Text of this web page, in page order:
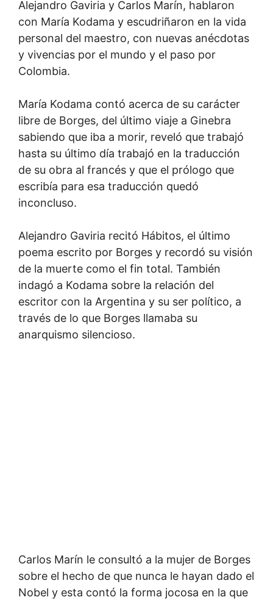
Alejandro Gaviria y Carlos Marín, hablaron
con María Kodama y escudriñaron en la vida
personal del maestro, con nuevas anécdotas
y vivencias por el mundo y el paso por
Colombia.
María Kodama contó acerca de su carácter
libre de Borges, del último viaje a Ginebra
sabiendo que iba a morir, reveló que trabajó
hasta su último día trabajó en la traducción
de su obra al francés y que el prólogo que
escribía para esa traducción quedó
inconcluso.
Alejandro Gaviria recitó Hábitos, el último
poema escrito por Borges y recordó su visión
de la muerte como el fin total. También
indagó a Kodama sobre la relación del
escritor con la Argentina y su ser político, a
través de lo que Borges llamaba su
anarquismo silencioso.
Carlos Marín le consultó a la mujer de Borges
sobre el hecho de que nunca le hayan dado el
Nobel y esta contó la forma jocosa en la que